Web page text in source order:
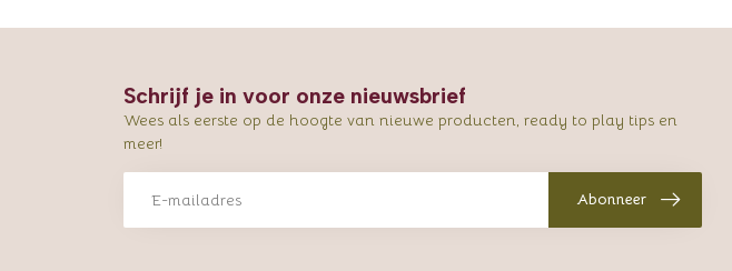
Schrijf je in voor onze nieuwsbrief
Wees als eerste op de hoogte van nieuwe producten, ready to play tips en
meer!
Abonneer